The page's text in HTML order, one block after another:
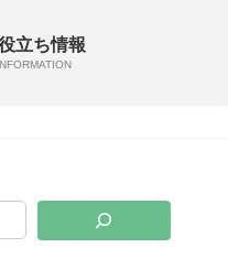
立ち情報